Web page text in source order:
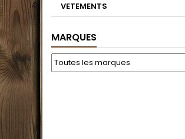
VETEMENTS
MARQUES